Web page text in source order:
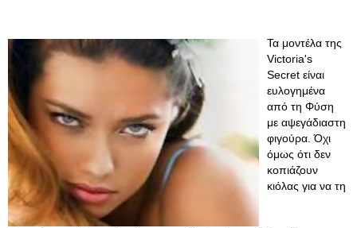
Τα μοντέλα της
Victoria's
Secret είναι
ευλογημένα
από τη Φύση
με αψεγάδιαστη
φιγούρα. Όχι
όμως ότι δεν
κοπιάζουν
κιόλας για να τη